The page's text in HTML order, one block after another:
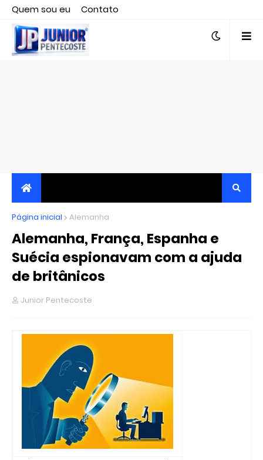
Quem sou eu
Contato
Editor responsável, jornalista Clovis Almeida.
JORNALISMO INDEPENDENTE, TRANSPARENTE E
CRÍTICO
Página inicial Alemanha
Alemanha, França, Espanha e
Suécia espionavam com a ajuda
de britânicos
Junior Pentecoste